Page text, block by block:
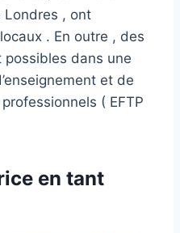
Londres , ont
. En outre , des
dans une
et de
( EFTP
en tant